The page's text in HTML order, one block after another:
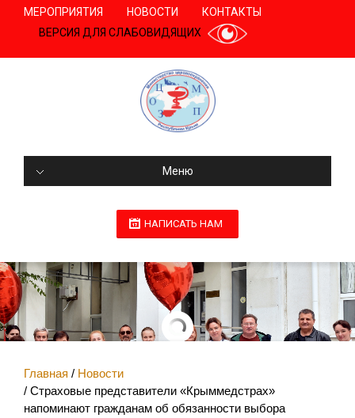
МЕРОПРИЯТИЯ НОВОСТИ
КОНТАКТЫ
ВЕРСИЯ ДЛЯ СЛАБОВИДЯЩИХ
Меню
НАПИСАТЬ НАМ
Главная
Новости
Страховые представители «Крыммедстрах»
напоминают гражданам об обязанности выбора